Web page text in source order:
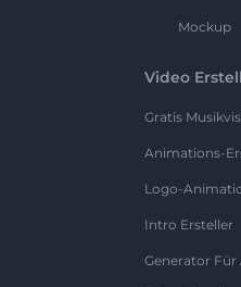
Mockup
Video
Gratis
Animations-
Logo-
Intro Ersteller
Generator Für